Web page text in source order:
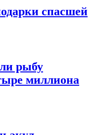
спасшей
рыбу
миллиона